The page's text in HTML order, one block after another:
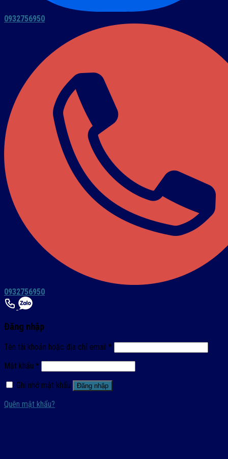
0932756950
0932756950
Đăng nhập
Tên tài khoản hoặc địa chỉ email *
Mật khẩu *
Ghi nhớ mật khẩu
Đăng nhập
Quên mật khẩu?